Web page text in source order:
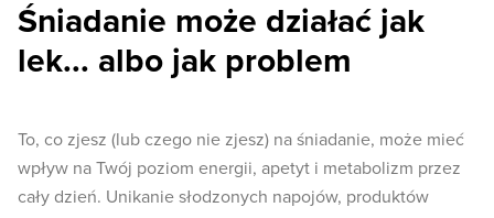
Śniadanie może działać jak
lek... albo jak problem
To, co zjesz (lub czego nie zjesz) na śniadanie, może mieć
wpływ na Twój poziom energii, apetyt i metabolizm przez
cały dzień. Unikanie słodzonych napojów, produktów